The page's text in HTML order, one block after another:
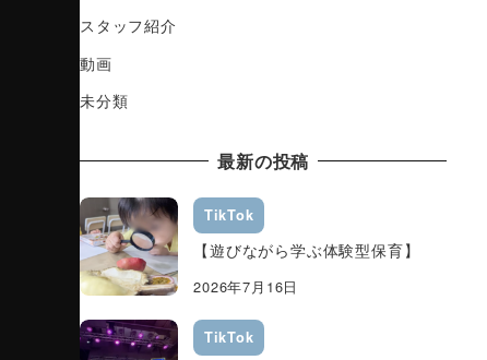
スタッフ紹介
動画
未分類
最新の投稿
TikTok
【遊びながら学ぶ体験型保育】
2026年7月16日
TikTok